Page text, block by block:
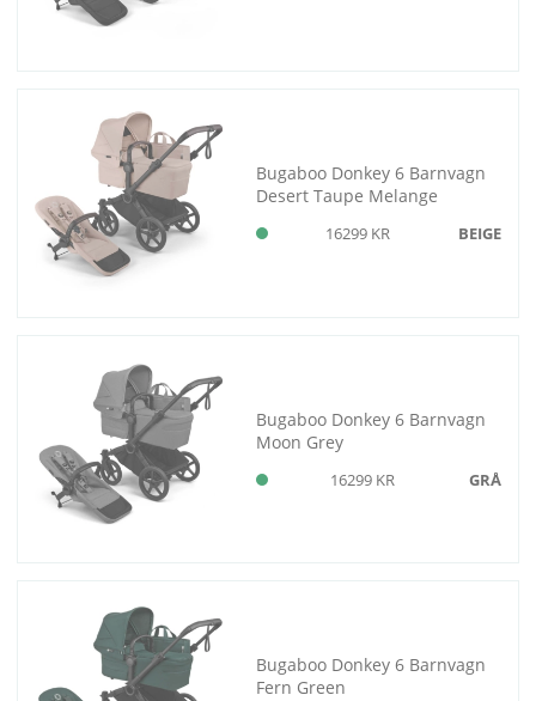
Bugaboo Donkey 6 Barnvagn
Desert Taupe Melange
16299 KR BEIGE
Bugaboo Donkey 6 Barnvagn
Moon Grey
16299 KR GRÅ
Bugaboo Donkey 6 Barnvagn
Fern Green